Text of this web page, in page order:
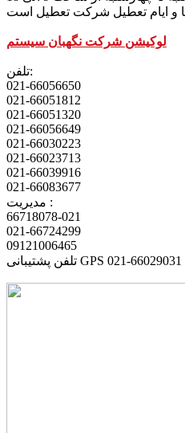
لوکیشن شرکت نگهبان سیستم
تلفن:
021-66056650
021-66051812
021-66051320
021-66056649
021-66030223
021-66023713
021-66039916
021-66083677
مدیریت :
66718078-021
021-66724299
09121006465